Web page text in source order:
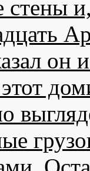
стены
он